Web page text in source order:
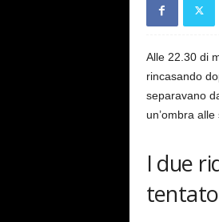
Alle 22.30 di
rincasando
separavano
un’ombra
I due